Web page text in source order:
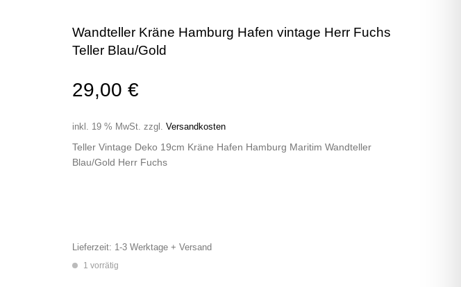
Taschen/Turnbeutel Tassen
Wandteller Kräne Hamburg Hafen vintage Herr Fuchs
Teller Blau/Gold
29,00 €
inkl. 19 % MwSt. zzgl. Versandkosten
Teller Vintage Deko 19cm Kräne Hafen Hamburg Maritim Wandteller
Blau/Gold Herr Fuchs
Lieferzeit: 1-3 Werktage + Versand
1 vorrätig